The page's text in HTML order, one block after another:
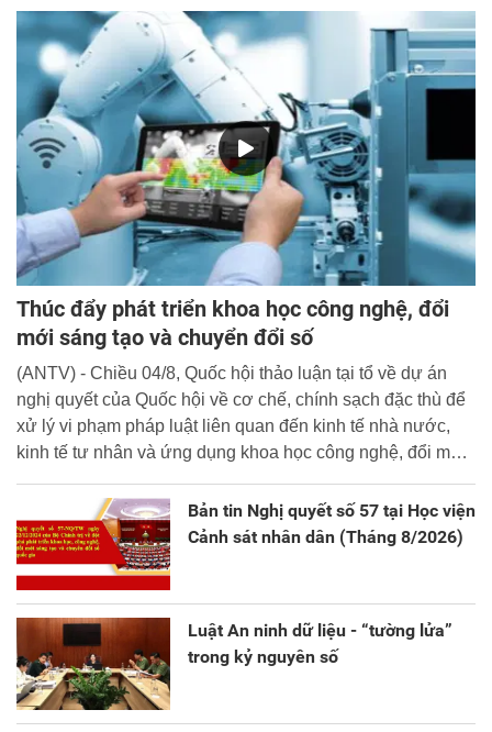
Thúc đẩy phát triển khoa học công nghệ, đổi
mới sáng tạo và chuyển đổi số
(ANTV) - Chiều 04/8, Quốc hội thảo luận tại tổ về dự án
nghị quyết của Quốc hội về cơ chế, chính sạch đặc thù để
xử lý vi phạm pháp luật liên quan đến kinh tế nhà nước,
kinh tế tư nhân và ứng dụng khoa học công nghệ, đổi mới
Bản tin Nghị quyết số 57 tại Học viện
Cảnh sát nhân dân (Tháng 8/2026)
Luật An ninh dữ liệu - “tường lửa”
trong kỷ nguyên số